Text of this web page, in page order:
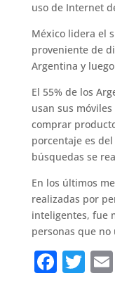
uso de Internet
México lidera el
proveniente de
Argentina y
El 55% de los
usan sus
comprar
porcentaje es
búsquedas se
En los últimos
realizadas por
inteligentes, fue
personas que no
F T